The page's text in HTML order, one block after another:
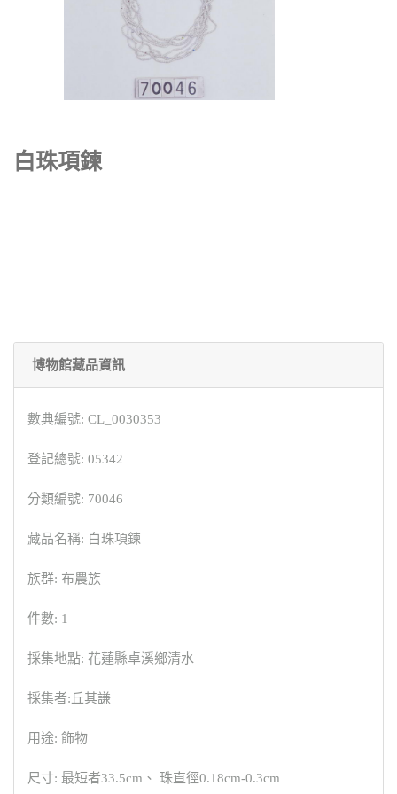
白珠項鍊
博物館藏品資訊
數典編號: CL_0030353
登記總號: 05342
分類編號: 70046
藏品名稱: 白珠項鍊
族群: 布農族
件數: 1
採集地點: 花蓮縣卓溪鄉清水
採集者:丘其謙
用途: 飾物
尺寸: 最短者33.5cm、 珠直徑0.18cm-0.3cm